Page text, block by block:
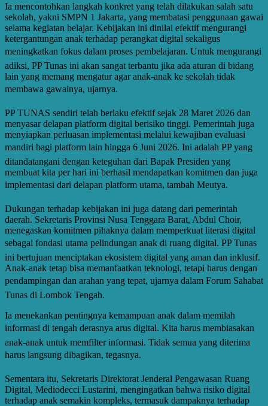
Ia mencontohkan langkah konkret yang telah dilakukan salah satu
sekolah, yakni SMPN 1 Jakarta, yang membatasi penggunaan gawai
selama kegiatan belajar. Kebijakan ini dinilai efektif mengurangi
ketergantungan anak terhadap perangkat digital sekaligus
meningkatkan fokus dalam proses pembelajaran. Untuk mengurangi
adiksi, PP Tunas ini akan sangat terbantu jika ada aturan di bidang
lain yang memang mengatur agar anak-anak ke sekolah tidak
membawa gawainya, ujarnya.
PP TUNAS sendiri telah berlaku efektif sejak 28 Maret 2026 dan
menyasar delapan platform digital berisiko tinggi. Pemerintah juga
menyiapkan perluasan implementasi melalui kewajiban evaluasi
mandiri bagi platform lain hingga 6 Juni 2026. Ini adalah PP yang
ditandatangani dengan keteguhan dari Bapak Presiden yang
membuat kita per hari ini berhasil mendapatkan komitmen dan juga
implementasi dari delapan platform utama, tambah Meutya.
Dukungan terhadap kebijakan ini juga datang dari pemerintah
daerah. Sekretaris Provinsi Nusa Tenggara Barat, Abdul Choir,
menegaskan komitmen pihaknya dalam memperkuat literasi digital
sebagai fondasi utama pelindungan anak di ruang digital. PP Tunas
ini bertujuan menciptakan ekosistem digital yang aman dan inklusif.
Anak-anak tetap bisa memanfaatkan teknologi, tetapi harus dengan
pendampingan dan arahan yang tepat, ujarnya dalam Forum Sahabat
Tunas di Lombok Tengah.
Ia menekankan pentingnya kemampuan anak dalam memilah
informasi di tengah derasnya arus digital. Kita harus membiasakan
anak-anak untuk memfilter informasi. Tidak semua yang diterima
harus langsung dibagikan, tegasnya.
Sementara itu, Sekretaris Direktorat Jenderal Pengawasan Ruang
Digital, Mediodecci Lustarini, mengingatkan bahwa risiko digital
terhadap anak semakin kompleks, termasuk dampaknya terhadap